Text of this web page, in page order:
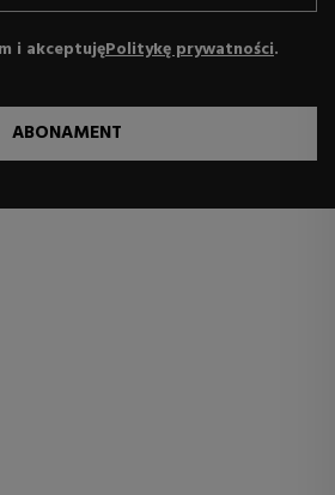
i akceptujęPolitykę prywatności.
ABONAMENT